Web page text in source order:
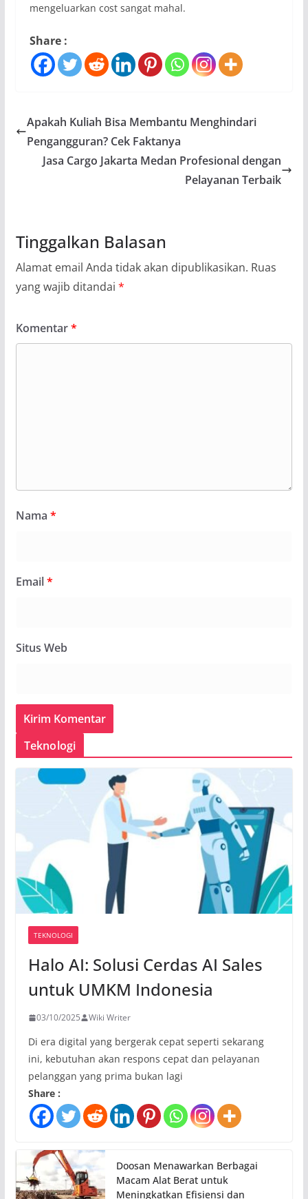
mengeluarkan cost sangat mahal.
Share :
Apakah Kuliah Bisa Membantu Menghindari
Pengangguran? Cek Faktanya
Jasa Cargo Jakarta Medan Profesional dengan
Pelayanan Terbaik
Tinggalkan Balasan
Alamat email Anda tidak akan dipublikasikan. Ruas
yang wajib ditandai *
Komentar*
Nama *
Email*
Situs Web
Teknologi
TEKNOLOGI
Halo AI: Solusi Cerdas AI Sales
untuk UMKM Indonesia
03/10/2025 Wiki Writer
Di era digital yang bergerak cepat seperti sekarang
ini, kebutuhan akan respons cepat dan pelayanan
pelanggan yang prima bukan lagi
Share :
Doosan Menawarkan Berbagai
Macam Alat Berat untuk
Meningkatkan Efisiensi dan